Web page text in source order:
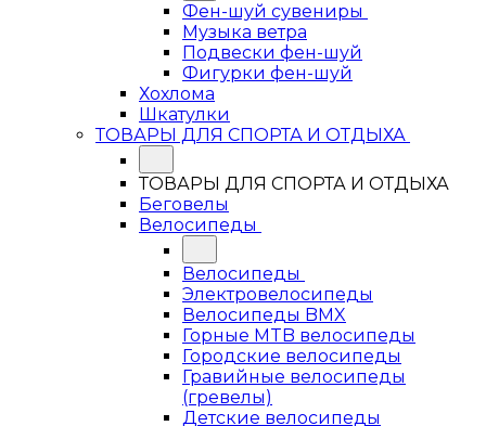
Фен-шуй сувениры
Музыка ветра
Подвески фен-шуй
Фигурки фен-шуй
Хохлома
Шкатулки
ТОВАРЫ ДЛЯ СПОРТА И ОТДЫХА
ТОВАРЫ ДЛЯ СПОРТА И ОТДЫХА
Беговелы
Велосипеды
Велосипеды
Электровелосипеды
Велосипеды BMX
Горные MTB велосипеды
Городские велосипеды
Гравийные велосипеды
(гревелы)
Детские велосипеды